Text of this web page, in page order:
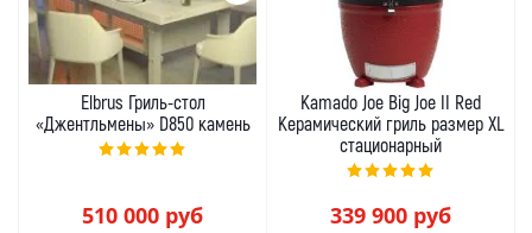
Elbrus Гриль-стол
«Джентльмены» D850 камень
510 000 руб
Kamado Joe Big Joe II Red
Керамический гриль размер XL
стационарный
339 900 руб